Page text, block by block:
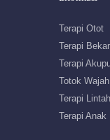
Terapi Otot
Terapi
Terapi
Totok Wajah
Terapi Lintah
Terapi Anak